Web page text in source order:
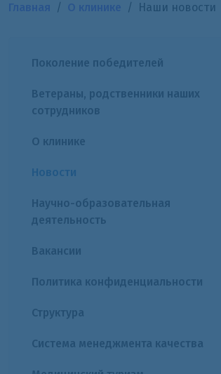
Наши новости
Поколение победителей
Ветераны, родственники наших
сотрудников
О клинике
Новости
Научно-образовательная
деятельность
Вакансии
Политика конфиденциальности
Структура
Система менеджмента качества